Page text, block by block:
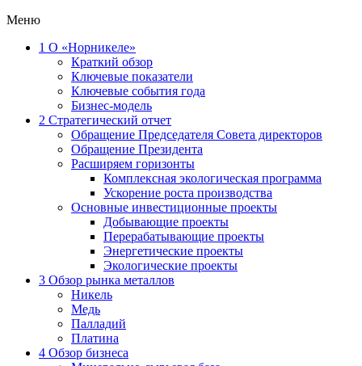
Меню
1 О «Норникеле»
Краткий обзор
Ключевые показатели
Ключевые события года
Бизнес-модель
2 Стратегический отчет
Обращение Председателя Совета директоров
Обращение Президента
Расширяем горизонты
Комплексная экологическая программа
Ускорение роста производства
Основные инвестиционные проекты
Добывающие проекты
Перерабатывающие проекты
Энергетические проекты
Экологические проекты
3 Обзор рынка металлов
Никель
Медь
Палладий
Платина
4 Обзор бизнеса